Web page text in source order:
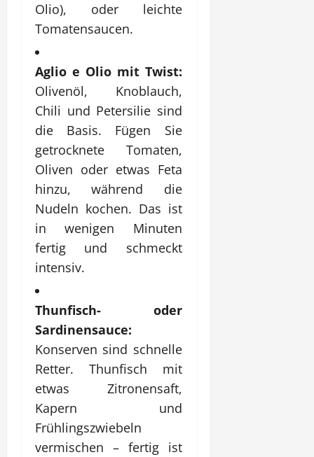
Olio), oder leichte
Tomatensaucen.
Aglio e Olio mit Twist:
Olivenöl, Knoblauch,
Chili und Petersilie sind
die Basis. Fügen Sie
getrocknete Tomaten,
Oliven oder etwas Feta
hinzu, während die
Nudeln kochen. Das ist
in wenigen Minuten
fertig und schmeckt
intensiv.
Thunfisch- oder
Sardinensauce:
Konserven sind schnelle
Retter. Thunfisch mit
etwas Zitronensaft,
Kapern und
Frühlingszwiebeln
vermischen – fertig ist